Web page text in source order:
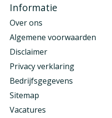
Informatie
Over ons
Algemene voorwaarden
Disclaimer
Privacy verklaring
Bedrijfsgegevens
Sitemap
Vacatures